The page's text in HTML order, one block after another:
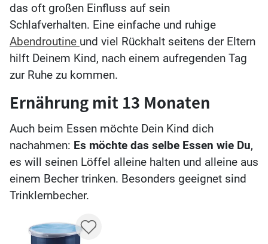
das oft großen Einfluss auf sein
Schlafverhalten. Eine einfache und ruhige
Abendroutine und viel Rückhalt seitens der Eltern
hilft Deinem Kind, nach einem aufregenden Tag
zur Ruhe zu kommen.
Ernährung mit 13 Monaten
Auch beim Essen möchte Dein Kind dich
nachahmen: Es möchte das selbe Essen wie Du,
es will seinen Löffel alleine halten und alleine aus
einem Becher trinken. Besonders geeignet sind
Trinklernbecher.